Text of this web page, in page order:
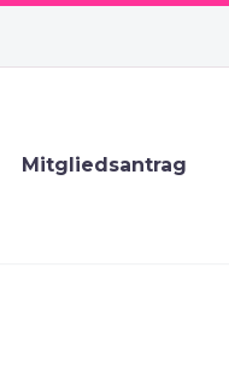
Mitgliedsantrag